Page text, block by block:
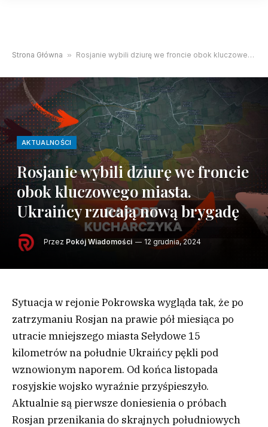
Strona Główna » Rosjanie wybili dziurę we froncie obok kluczowego miasta. Ukraińcy rzucają nową brygadę
AKTUALNOŚCI
Rosjanie wybili dziurę we froncie
obok kluczowego miasta.
Ukraińcy rzucają nową brygadę
Przez Pokój Wiadomości 12 grudnia, 2024
Sytuacja w rejonie Pokrowska wygląda tak, że po
zatrzymaniu Rosjan na prawie pół miesiąca po
utracie mniejszego miasta Sełydowe 15
kilometrów na południe Ukraińcy pękli pod
wznowionym naporem. Od końca listopada
rosyjskie wojsko wyraźnie przyśpieszyło.
Aktualnie są pierwsze doniesienia o próbach
Rosjan przenikania do skrajnych południowych